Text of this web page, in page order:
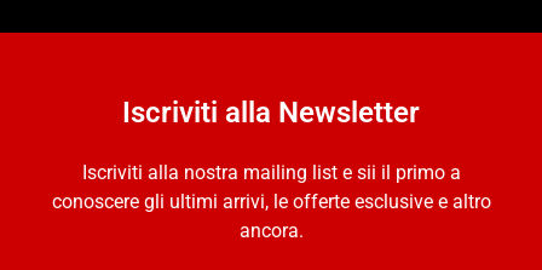
Iscriviti alla Newsletter
Iscriviti alla nostra mailing list e sii il primo a
conoscere gli ultimi arrivi, le offerte esclusive e altro
ancora.